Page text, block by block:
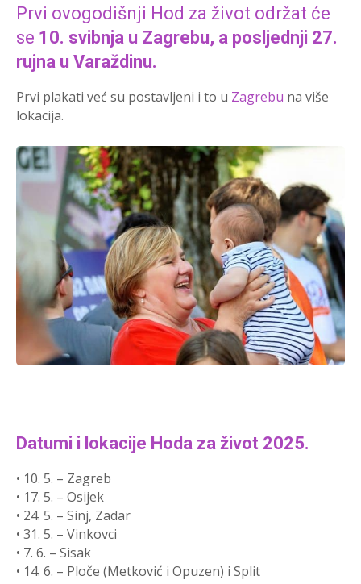
Prvi ovogodišnji Hod za život održat će
se 10. svibnja u Zagrebu, a posljednji 27.
rujna u Varaždinu.
Prvi plakati već su postavljeni i to u Zagrebu na više
lokacija.
Datumi i lokacije Hoda za život 2025.
• 10. 5. – Zagreb
• 17. 5. – Osijek
• 24. 5. – Sinj, Zadar
• 31. 5. – Vinkovci
• 7. 6. – Sisak
• 14. 6. – Ploče (Metković i Opuzen) i Split